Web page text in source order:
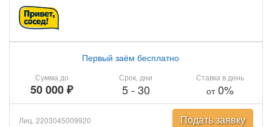
Сумма до
50 000 ₽
Первый заём бесплатно
Срок, дни
5- 30
Ставка в день
от0%
Лиц. 2203045009920 Подать заявку